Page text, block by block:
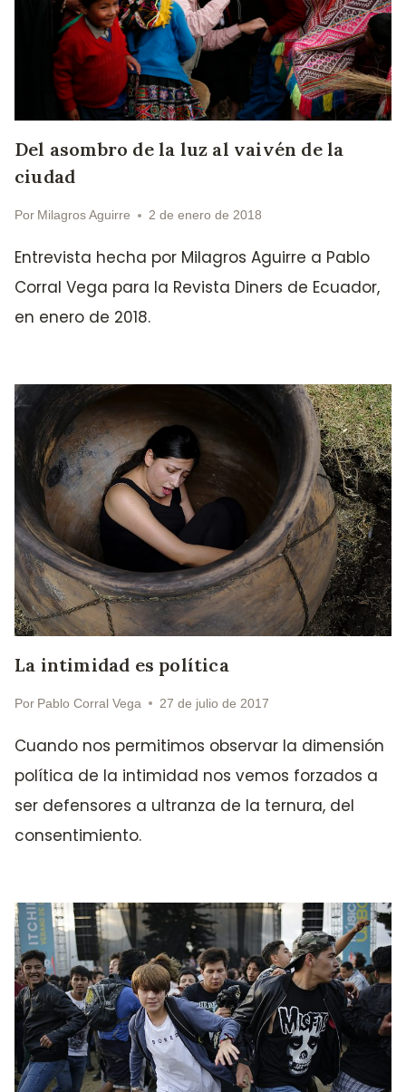
Del asombro de la luz al vaivén de la
ciudad
Por Milagros Aguirre 2 de enero de 2018
Entrevista hecha por Milagros Aguirre a Pablo
Corral Vega para la Revista Diners de Ecuador,
en enero de 2018.
La intimidad es política
Por Pablo Corral Vega 27 de julio de 2017
Cuando nos permitimos observar la dimensión
política de la intimidad nos vemos forzados a
ser defensores a ultranza de la ternura, del
consentimiento.